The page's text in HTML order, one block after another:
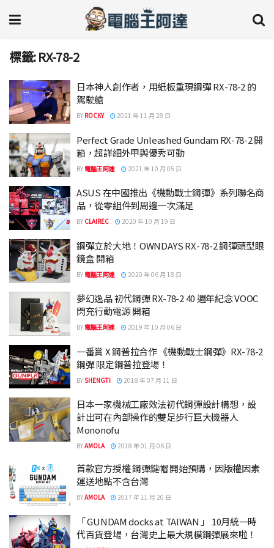
標籤:RX-78-2
日本神人創作者，用紙板重現鋼彈 RX-78-2 的
駕駛艙
BY ROCKY 2021 年 11 月 28 日
Perfect Grade Unleashed Gundam RX-78-2 開
箱，超詳細外甲與優秀可動
BY 電腦王阿達 2021 年 10 月 05 日
ASUS 在中國推出《機動戰士鋼彈》系列聯名商
品，從零組件到周邊一次滿足
BY CLAIREC 2020 年 10 月 19 日
鋼彈立於大地！OWNDAYS RX-78-2 鋼彈頭型眼
鏡盒 開箱
BY 電腦王阿達 2020 年 06 月 18 日
夢幻逸品 初代鋼彈 RX-78-2 40 週年紀念 VOOC
閃充行動電源 開箱
BY 電腦王阿達 2019 年 10 月 06 日
一番賞 X 鋼普拉合作 《機動戰士鋼彈》RX-78-2
鋼彈 限定鋼普拉登場！
BYSHENGTI 2018 年 07 月 11 日
日本一家機械工廠效法初代鋼彈設計構想，設
計出可在內部操作的雙足步行巨大機器人
Mononofu
BYAMOLA 2018 年 01 月 06 日
首款官方授權 鋼彈鍵帽 開始預購，因版權因素
運送地點不含台灣
BYAMOLA 2017 年 11 月 20 日
「 GUNDAM docks at TAIWAN 」 10月統一時
代百貨登場，台灣史上最大規模鋼彈展來啦！